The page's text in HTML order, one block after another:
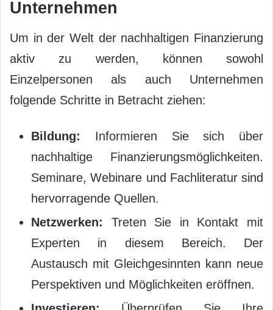
Unternehmen
Um in der Welt der nachhaltigen Finanzierung
aktiv zu werden, können sowohl
Einzelpersonen als auch Unternehmen
folgende Schritte in Betracht ziehen:
Bildung: Informieren Sie sich über
nachhaltige Finanzierungsmöglichkeiten.
Seminare, Webinare und Fachliteratur sind
hervorragende Quellen.
Netzwerken: Treten Sie in Kontakt mit
Experten in diesem Bereich. Der
Austausch mit Gleichgesinnten kann neue
Perspektiven und Möglichkeiten eröffnen.